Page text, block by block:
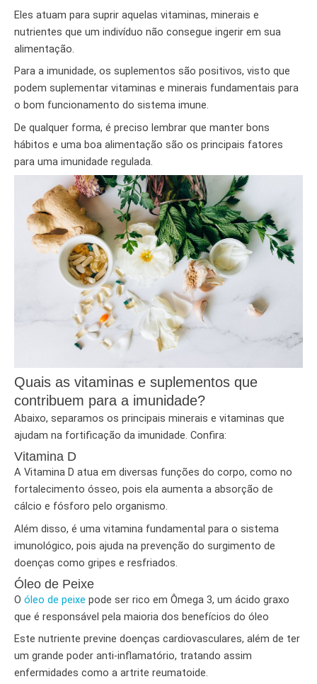
Eles atuam para suprir aquelas vitaminas, minerais e
nutrientes que um indivíduo não consegue ingerir em sua
alimentação.
Para a imunidade, os suplementos são positivos, visto que
podem suplementar vitaminas e minerais fundamentais para
o bom funcionamento do sistema imune.
De qualquer forma, é preciso lembrar que manter bons
hábitos e uma boa alimentação são os principais fatores
para uma imunidade regulada.
Quais as vitaminas e suplementos que
contribuem para a imunidade?
Abaixo, separamos os principais minerais e vitaminas que
ajudam na fortificação da imunidade. Confira:
Vitamina D
A Vitamina D atua em diversas funções do corpo, como no
fortalecimento ósseo, pois ela aumenta a absorção de
cálcio e fósforo pelo organismo.
Além disso, é uma vitamina fundamental para o sistema
imunológico, pois ajuda na prevenção do surgimento de
doenças como gripes e resfriados.
Óleo de Peixe
O óleo de peixe pode ser rico em Ômega 3, um ácido graxo
que é responsável pela maioria dos benefícios do óleo
Este nutriente previne doenças cardiovasculares, além de ter
um grande poder anti-inflamatório, tratando assim
enfermidades como a artrite reumatoide.